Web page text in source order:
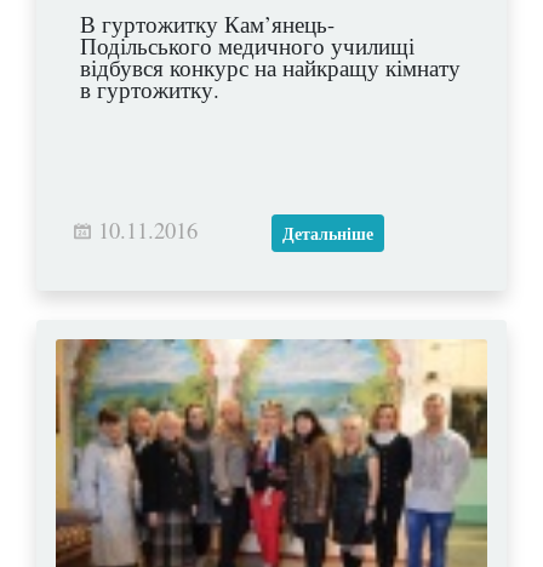
В гуртожитку Кам’янець-
Подільського медичного училищі
відбувся конкурс на найкращу кімнату
в гуртожитку.
10.11.2016 Детальніше